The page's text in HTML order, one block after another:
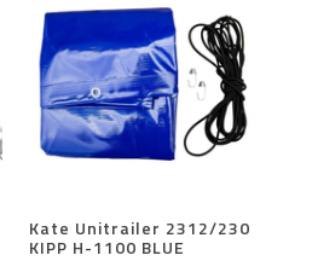
Kate Unitrailer 2312/230
KIPP H-1100 BLUE